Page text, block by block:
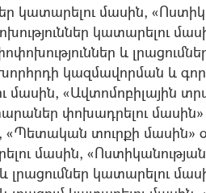
կատարելու մասին,
կատարելու
և
կազմավորման և
մասին, «Ավտոմոբիլային
փոխադրելու մասին»
տուրքի մասին»
մասին,
լրացումներ կատարելու